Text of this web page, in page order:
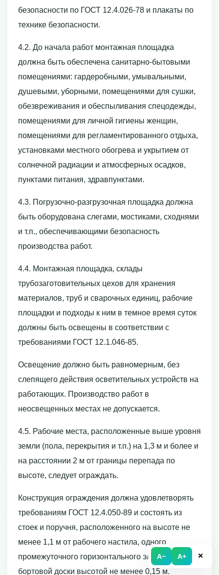
A− A+ ×
безопасности по ГОСТ 12.4.026-78 и плакаты по
технике безопасности.
4.2. До начала работ монтажная площадка
должна быть обеспечена санитарно-бытовыми
помещениями: гардеробными, умывальными,
душевыми, уборными, помещениями для сушки,
обезвреживания и обеспыливания спецодежды,
помещениями для личной гигиены женщин,
помещениями для регламентированного отдыха,
установками местного обогрева и укрытием от
солнечной радиации и атмосферных осадков,
пунктами питания, здравпунктами.
4.3. Погрузочно-разгрузочная площадка должна
быть оборудована слегами, мостиками, сходнями
и т.п., обеспечивающими безопасность
производства работ.
4.4. Монтажная площадка, склады
трубозаготовительных цехов для хранения
материалов, труб и сварочных единиц, рабочие
площадки и подходы к ним в темное время суток
должны быть освещены в соответствии с
требованиями ГОСТ 12.1.046-85.
Освещение должно быть равномерным, без
слепящего действия осветительных устройств на
работающих. Производство работ в
неосвещенных местах не допускается.
4.5. Рабочие места, расположенные выше уровня
земли (пола, перекрытия и т.п.) на 1,3 м и более и
на расстоянии 2 м от границы перепада по
высоте, следует ограждать.
Конструкция ограждения должна удовлетворять
требованиям ГОСТ 12.4.050-89 и состоять из
стоек и поручня, расположенного на высоте не
менее 1,1 м от рабочего настила, одного
промежуточного горизонтального элемента и
бортовой доски высотой не менее 0,15 м.